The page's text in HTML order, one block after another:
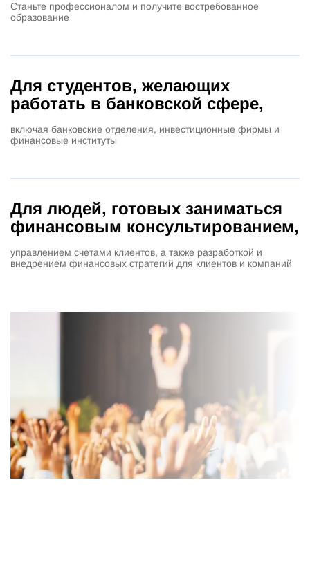
Станьте профессионалом и получите востребованное
образование
Для студентов, желающих
работать в банковской сфере,
включая банковские отделения, инвестиционные фирмы и
финансовые институты
Для людей, готовых заниматься
финансовым консультированием,
управлением счетами клиентов, а также разработкой и
внедрением финансовых стратегий для клиентов и компаний